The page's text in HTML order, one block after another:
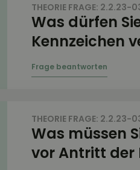
THEORIE FRAGE: 2.2.23-
Was dürfen
Kennzeichen
THEORIE FRAGE: 2.2.23-
Was müssen
vor Antritt der